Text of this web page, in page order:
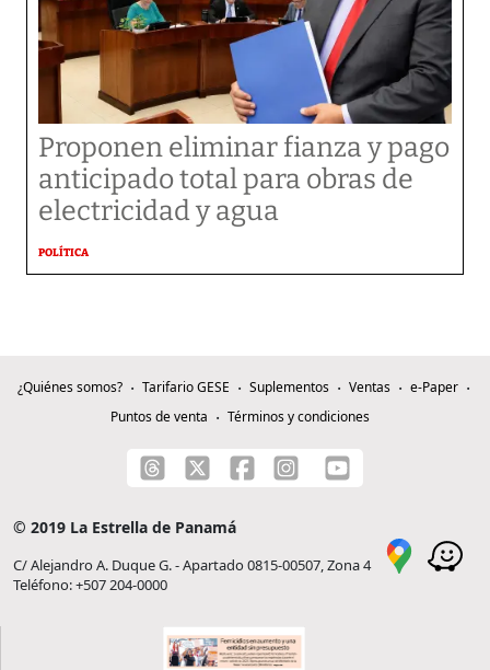
Proponen eliminar fianza y pago
anticipado total para obras de
electricidad y agua
POLÍTICA
¿Quiénes somos? Tarifario GESE Suplementos Ventas
e-Paper
Puntos de venta
Términos y condiciones
© 2019 La Estrella de Panamá
C/ Alejandro A. Duque G. - Apartado 0815-00507, Zona 4
Teléfono: +507 204-0000